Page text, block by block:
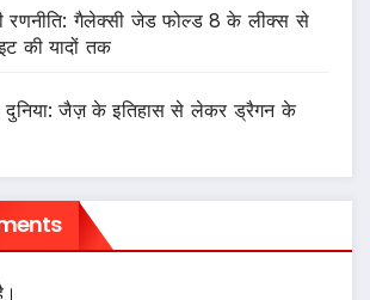
रणनीति: गैलेक्सी जेड फोल्ड 8 के लीक्स से
की यादों तक
दुनिया: जैज़ के इतिहास से लेकर ड्रैगन के